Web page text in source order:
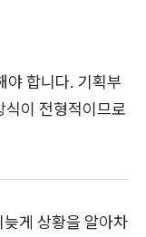
야 합니다. 기획부
식이 전형적이므로
게 상황을 알아차